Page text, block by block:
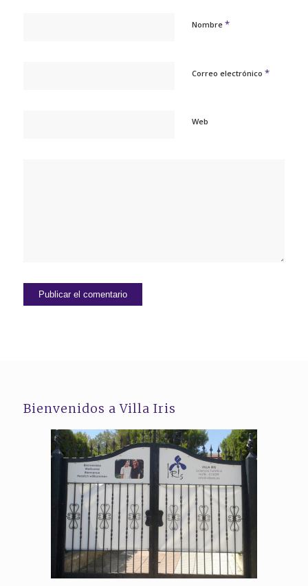
Nombre *
Correo electrónico *
Web
Bienvenidos a Villa Iris